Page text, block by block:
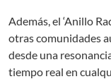
Además, el ‘Anillo
otras comunidades
desde una
tiempo real en